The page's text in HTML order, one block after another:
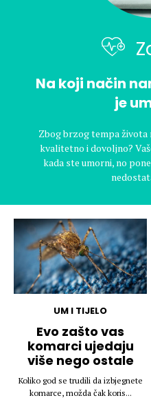
Na koji način
je
Zbog brzog tempa života
kvalitetno i dovoljno?
kada ste umorni, no
UM I TIJELO
Evo zašto vas
komarci ujedaju
više nego ostale
Koliko god se trudili da izbjegnete
komarce, možda čak koris...